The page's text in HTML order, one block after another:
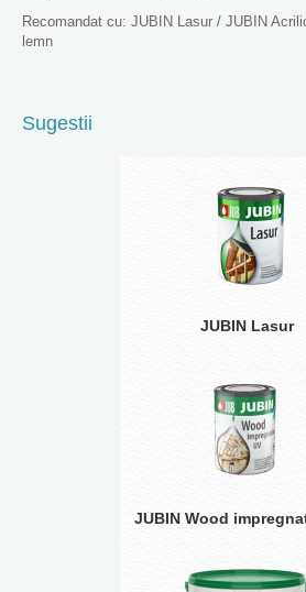
Recomandat cu: JUBIN Lasur / JUBIN
lemn
Sugestii
JUBIN Lasur
JUBIN Wood